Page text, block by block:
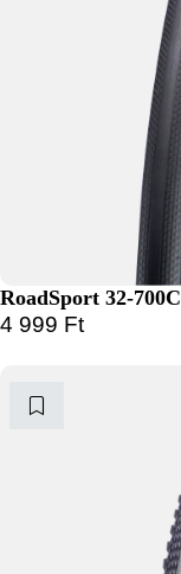
RoadSport 32-700C
4 999 Ft